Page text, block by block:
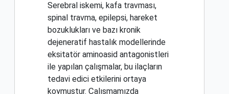
Serebral iskemi, kafa travması,
spinal travma, epilepsi, hareket
bozuklukları ve bazı kronik
dejeneratif hastalık modellerinde
eksitatör aminoasid antagonistleri
ile yapılan çalışmalar, bu ilaçların
tedavi edici etkilerini ortaya
koymuştur. Çalışmamızda